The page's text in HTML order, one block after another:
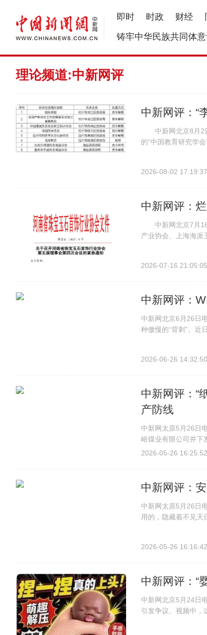
即时 时政 财经
铸牢中华民族共同体
理论频道:中新网评
中新网评：“
中新网北京8月2日
的“中国教育研究学
2026-08-02 17:19:37
中新网评：
中新网北京7月16
产业协会、上海海派
2026-07-16 21:05:05
中新网评：
中新网北京6月26日
种傲慢的“背刺”。近
2026-06-26 14:32:50
中新网评：“
产防线
中新网太原5月26日
峪煤业有限公司井下
称为“17年来最严重
2026-05-26 16:25:52
中新网评：
中新网太原5月26日
用的，隐藏着不见天
2026-05-26 16:16:42
中新网评：“
中新网北京5月24日
引发争议。视频中，